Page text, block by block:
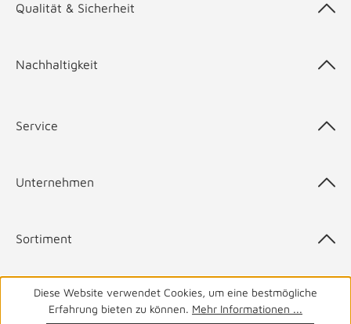
Qualität & Sicherheit
Nachhaltigkeit
Service
Unternehmen
Sortiment
Top-Marken
Diese Website verwendet Cookies, um eine bestmögliche
Erfahrung bieten zu können. Mehr Informationen ...